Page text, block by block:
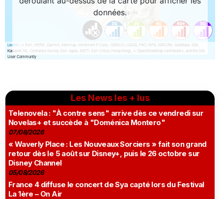
Les News les + lus
Telenovela : "À contre sens" arrive dès ce vendredi sur
Novelas+ et succède à "Doménica Montero"
07/08/2026
« Waverly Place : Les Nouveaux Sorciers » fait son grand
retour dès le 5 août sur Disney+, puis le 26 octobre sur
Disney Channel
05/08/2026
France 4 diffuse le concert de Sya capté lors du Festival
La 1ère – On Air